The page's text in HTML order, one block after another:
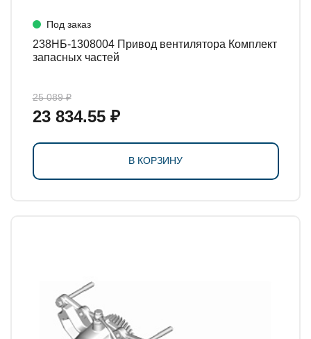
Под заказ
238НБ-1308004 Привод вентилятора Комплект
запасных частей
25 089 ₽
23 834.55 ₽
В КОРЗИНУ